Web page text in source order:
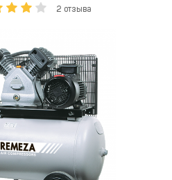
2 отзыва